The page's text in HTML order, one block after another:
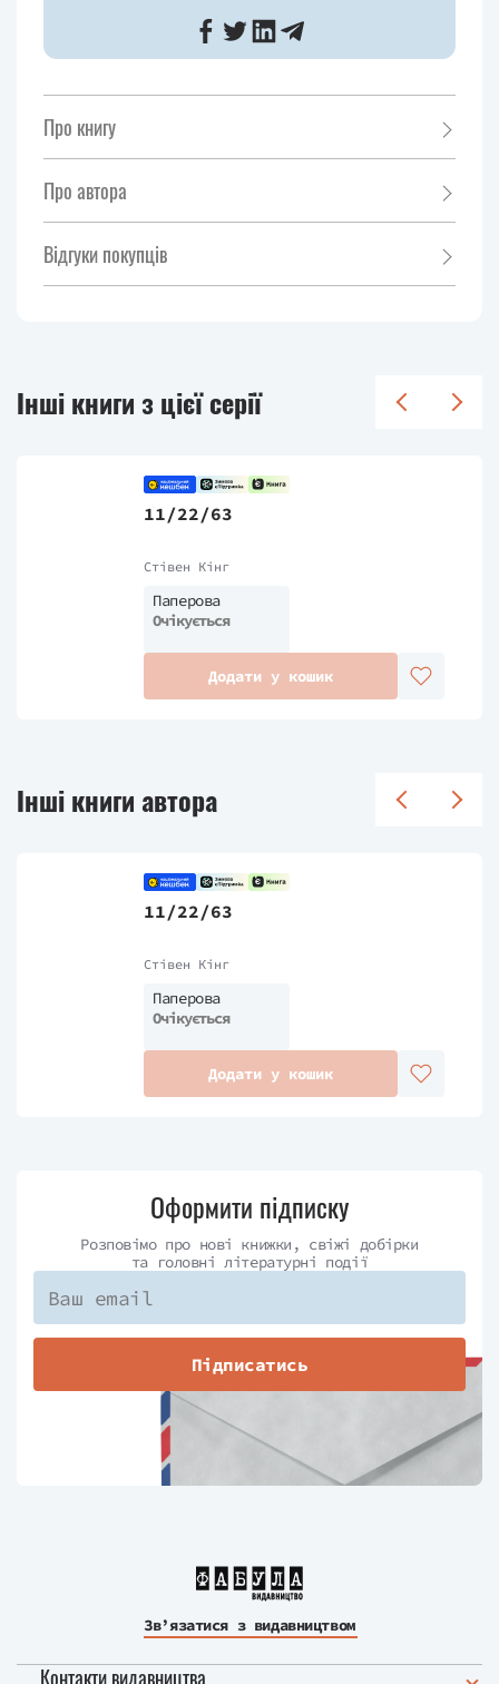
Про книгу
Про автора
Відгуки покупців
Інші книги з цієї серії
11/22/63
Стівен Кінг
Паперова
Очікується
Додати у кошик
Інші книги автора
11/22/63
Стівен Кінг
Паперова
Очікується
Додати у кошик
Оформити підписку
Розповімо про нові книжки, свіжі добірки
та головні літературні події
Підписатись
Зв’язатися з видавництвом
Контакти видавництва